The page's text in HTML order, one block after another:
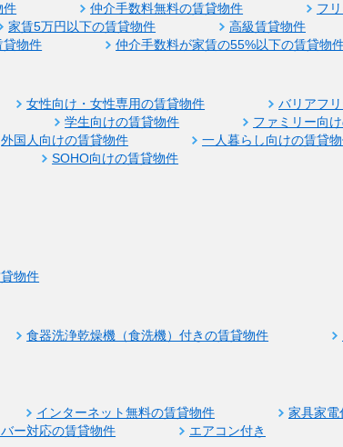
件 仲介手数料無料の賃貸物件
フ
家賃5万円以下の賃貸物件
高級賃貸物件
貸物件
仲介手数料が家賃の55%以下の賃貸物
女性向け・女性専用の賃貸物件
バリアフ
学生向けの賃貸物件 ファミリー向
外国人向けの賃貸物件
一人暮らし向けの賃貸
SOHO向けの賃貸物件
物件
食器洗浄乾燥機（食洗機）付きの賃貸物件
インターネット無料の賃貸物件
家具家電
ー対応の賃貸物件 エアコン付き